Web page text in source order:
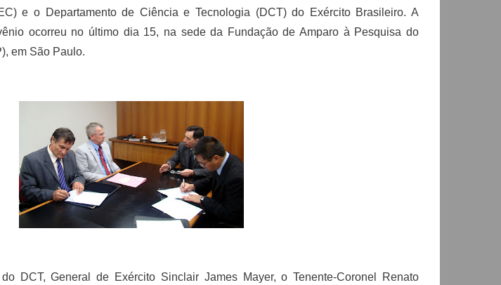
e o Departamento de Ciência e Tecnologia (DCT) do Exército Brasileiro. A
ocorreu no último dia 15, na sede da Fundação de Amparo à Pesquisa do
em São Paulo.
DCT, General de Exército Sinclair James Mayer, o Tenente-Coronel Renato